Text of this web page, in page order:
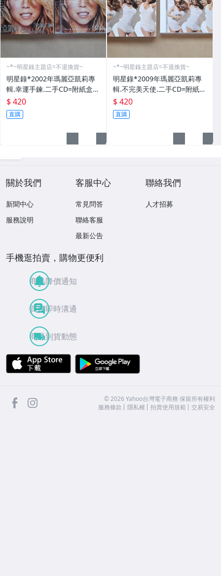
~*~明星錄主題店=不退換貨~
明星錄*2002年瑪麗亞凱莉專
輯.幸運手鍊.二手CD=附紙盒
(m08)
$ 420
直購
~*~明星錄主題店=不退換貨~
明星錄*2009年瑪麗亞凱莉專
輯.不完美天使.二手CD=附紙盒
(m08)
$ 420
直購
關於我們
新聞中心
服務說明
客服中心
常見問答
聯絡客服
最新公告
聯絡我們
人才招募
手機逛拍賣，購物更便利
商品降價通知
買賣即時溝通
商品到貨動態
APP Store
facebook ©2026 Yahoo台灣電子商務 保留所有權利
服務條款
隱私權 拍賣使用規範 交易安全